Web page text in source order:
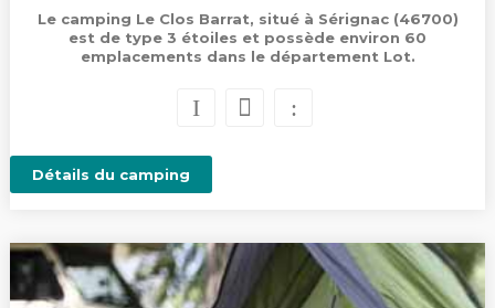
Le camping Le Clos Barrat, situé à Sérignac (46700)
est de type 3 étoiles et possède environ 60
emplacements dans le département Lot.
Détails du camping